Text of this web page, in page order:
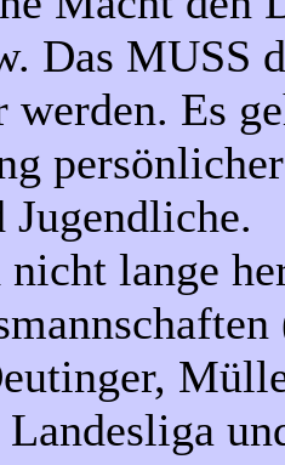
Das MUSS
werden. Es
lange